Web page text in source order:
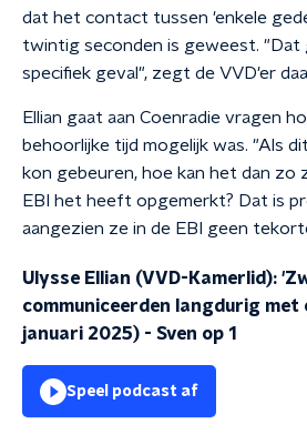
dat het contact tussen 'enkele
twintig seconden is geweest. "Dat
specifiek geval", zegt de VVD'er
Ellian gaat aan Coenradie vragen
behoorlijke tijd mogelijk was. "Als
kon gebeuren, hoe kan het dan zo
EBI het heeft opgemerkt? Dat is
aangezien ze in de EBI geen
Ulysse Ellian (VVD-Kamerlid):
communiceerden langdurig met
januari 2025) - Sven op 1
Speel podcast af